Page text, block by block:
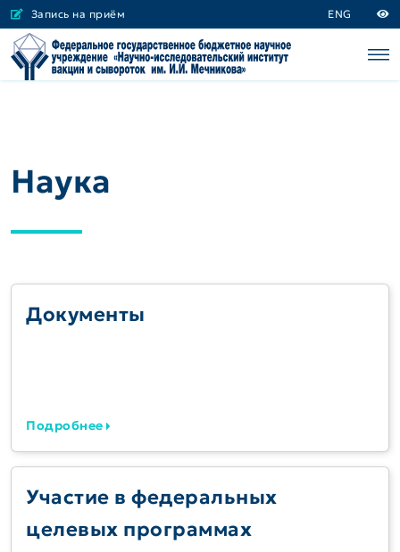
Запись на приём ENG
Наука
Документы
Подробнее
Участие в федеральных
целевых программах